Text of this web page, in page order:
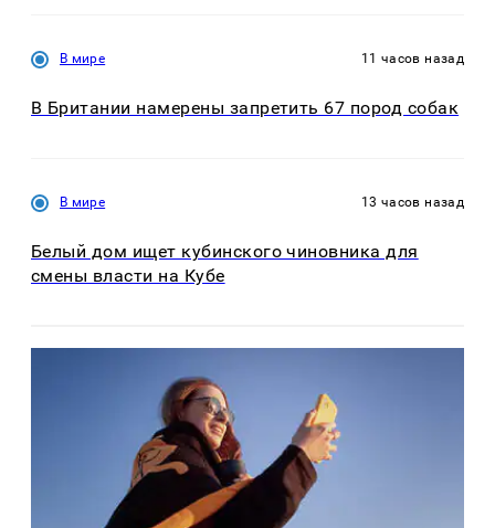
В мире 11 часов назад
В Британии намерены запретить 67 пород собак
В мире 13 часов назад
Белый дом ищет кубинского чиновника для
смены власти на Кубе